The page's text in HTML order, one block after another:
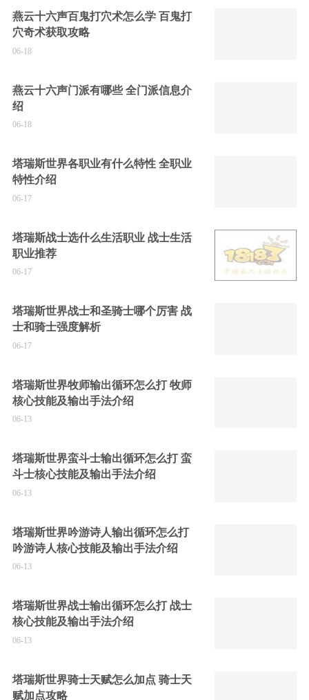
燕云十六声百鬼打穴术怎么学 百鬼打
穴奇术获取攻略
06-18
燕云十六声门派有哪些 全门派信息介
绍
06-18
塔瑞斯世界各职业有什么特性 全职业
特性介绍
06-17
塔瑞斯战士选什么生活职业 战士生活
职业推荐
06-17
塔瑞斯世界战士和圣骑士哪个厉害 战
士和骑士强度解析
06-17
塔瑞斯世界牧师输出循环怎么打 牧师
核心技能及输出手法介绍
06-13
塔瑞斯世界蛮斗士输出循环怎么打 蛮
斗士核心技能及输出手法介绍
06-13
塔瑞斯世界吟游诗人输出循环怎么打
吟游诗人核心技能及输出手法介绍
06-13
塔瑞斯世界战士输出循环怎么打 战士
核心技能及输出手法介绍
06-13
塔瑞斯世界骑士天赋怎么加点 骑士天
赋加点攻略